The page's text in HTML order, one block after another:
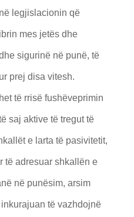
legjislacionin që
mes jetës dhe
sigurinë në punë, të
prej disa vitesh.
të rrisë fushëveprimin
saj aktive të tregut të
e larta të pasivitetit,
të adresuar shkallën e
në punësim, arsim
të vazhdojnë